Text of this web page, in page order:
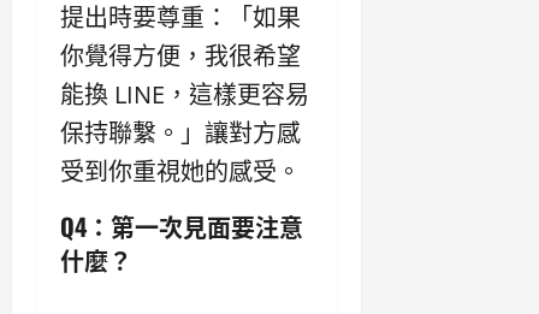
提出時要尊重：「如果
你覺得方便，我很希望
能換 LINE，這樣更容易
保持聯繫。」讓對方感
受到你重視她的感受。
Q4：第一次見面要注意
什麼？